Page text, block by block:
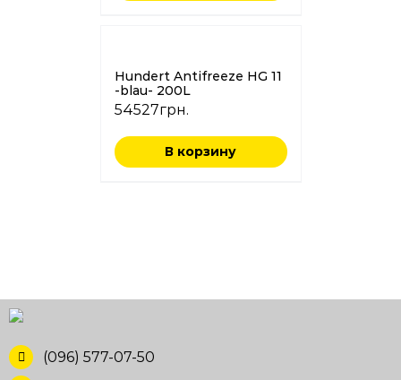
Hundert Antifreeze HG 11
-blau- 200L
54527грн.
В корзину
(096) 577-07-50